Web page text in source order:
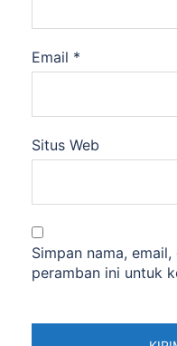
Email *
Situs Web
Simpan nama,
peramban ini untuk